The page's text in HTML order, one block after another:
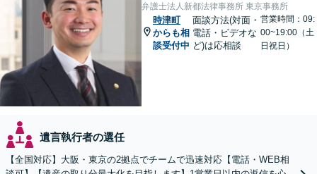
弁護士法人新都法律事務所 東京事務所
時津町
からも相
談受付中
面談方法(対面・
電話・ビデオな
ど)は応相談
営業時間：09:
00~19:00（土
日祝日）
遺言執行者の選任
【全国対応】大阪・東京の2拠点でチームで迅速対応【電話・WEB相